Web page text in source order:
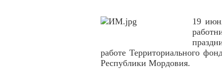
19
работе Территориального
Республики Мордовия.